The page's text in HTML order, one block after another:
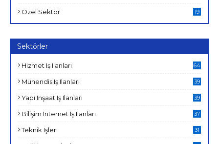
Özel Sektör 19
Sektörler
Hizmet Iş Ilanları 64
Mühendis Iş Ilanları 39
Yapı Inşaat Iş Ilanları 39
Bilişim Internet Iş Ilanları 37
Teknik Işler 31